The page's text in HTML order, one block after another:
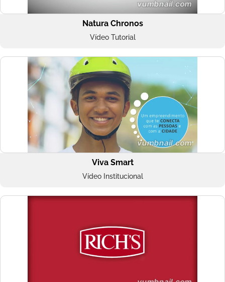
Natura Chronos
Vídeo Tutorial
Viva Smart
Vídeo Institucional